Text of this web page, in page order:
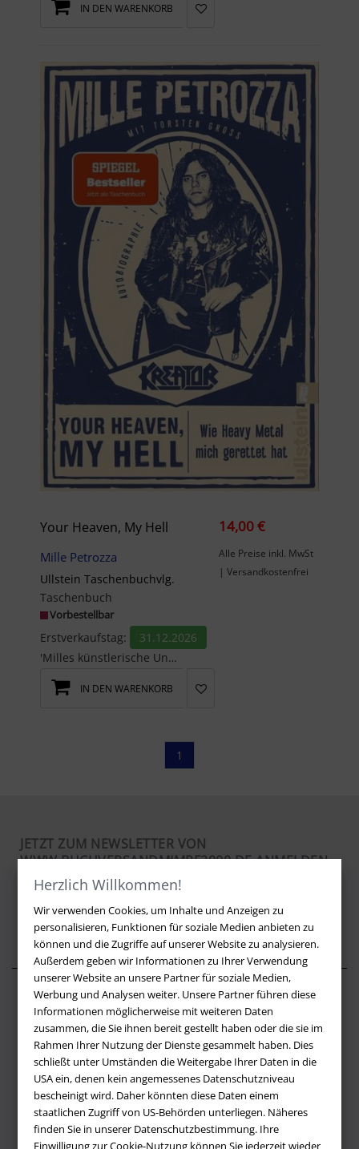
Herzlich Willkommen!
Wir verwenden Cookies, um Inhalte und Anzeigen zu
personalisieren, Funktionen für soziale Medien anbieten zu
können und die Zugriffe auf unserer Website zu analysieren.
Außerdem geben wir Informationen zu Ihrer Verwendung
unserer Website an unsere Partner für soziale Medien,
Werbung und Analysen weiter. Unsere Partner führen diese
Informationen möglicherweise mit weiteren Daten
zusammen, die Sie ihnen bereit gestellt haben oder die sie im
Rahmen Ihrer Nutzung der Dienste gesammelt haben. Dies
schließt unter Umständen die Weitergabe Ihrer Daten in die
USA ein, denen kein angemessenes Datenschutzniveau
bescheinigt wird. Daher könnten diese Daten einem
staatlichen Zugriff von US-Behörden unterliegen. Näheres
finden Sie in unserer Datenschutzbestimmung. Ihre
Einwilligung zur Cookie-Nutzung können Sie jederzeit wieder
IN DEN WARENKORB
Your Heaven, My Hell
Mille Petrozza
Ullstein Taschenbuchvlg.
Taschenbuch
Vorbestellbar
Erstverkaufstag:
31.12.2026
'Milles künstlerische Unabhängigkeit, politische Klarheit und das konsequente Verfolgen seiner mu...
14,00 €
Alle Preise inkl. MwSt
| Versandkostenfrei
IN DEN WARENKORB
1
JETZT ZUM NEWSLETTER VON
WWW.BUCHVERSANDMIMPF2000.DE ANMELDEN
Über buchversandmimpf2000.de
Impressum
Versandbedingungen
Widerruf
Batteriehinweis
AGB
Datenschutz